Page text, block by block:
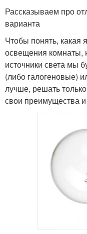
Рассказываем про
варианта
Чтобы понять, какая
освещения комнаты,
источники света мы
(либо галогеновые)
лучше, решать
свои преимущества и